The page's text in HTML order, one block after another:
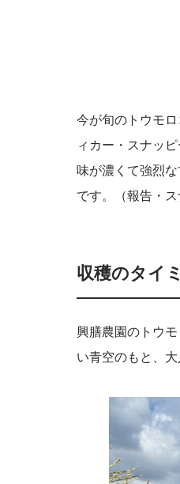
今が旬のトウモ
ィカー・スナッ
味が濃くて強烈
です。（報告・ス
収穫のタイ
興膳農園のトウ
い青空のもと、